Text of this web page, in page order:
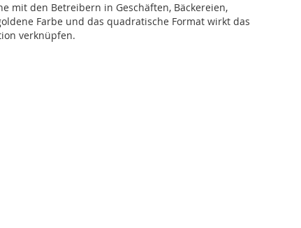
mit den Betreibern in Geschäften, Bäckereien,
Farbe und das quadratische Format wirkt das
verknüpfen.